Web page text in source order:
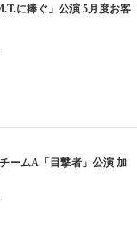
に捧ぐ」公演 5月度お客
ームA「目撃者」公演 加